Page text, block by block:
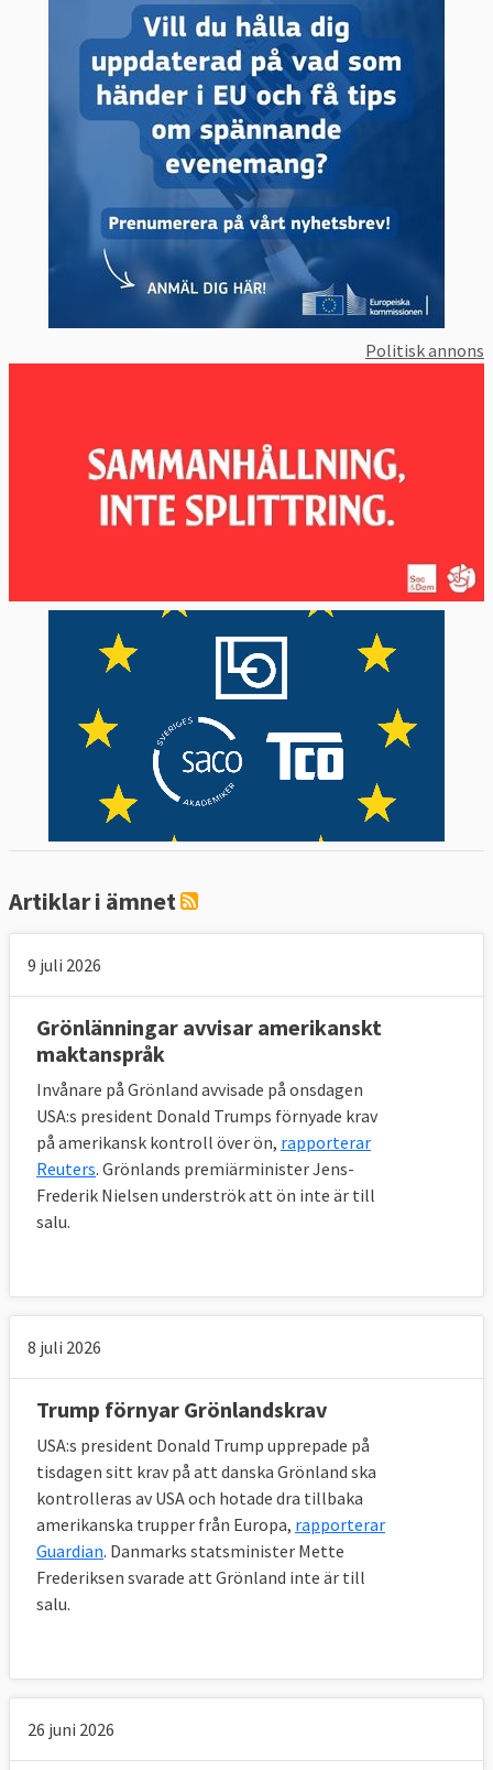
Politisk annons
Artiklar i ämnet
9 juli 2026
Grönlänningar avvisar amerikanskt
maktanspråk
Invånare på Grönland avvisade på onsdagen
USA:s president Donald Trumps förnyade krav
på amerikansk kontroll över ön, rapporterar
Reuters. Grönlands premiärminister Jens-
Frederik Nielsen underströk att ön inte är till
salu.
8 juli 2026
Trump förnyar Grönlandskrav
USA:s president Donald Trump upprepade på
tisdagen sitt krav på att danska Grönland ska
kontrolleras av USA och hotade dra tillbaka
amerikanska trupper från Europa, rapporterar
Guardian. Danmarks statsminister Mette
Frederiksen svarade att Grönland inte är till
salu.
26 juni 2026